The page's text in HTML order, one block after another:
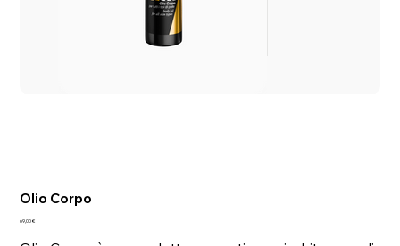
Olio Corpo
Prezzo
69,00 €